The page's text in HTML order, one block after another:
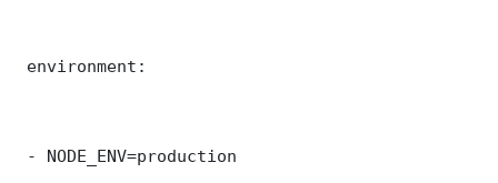
environment:
- NODE_ENV=production